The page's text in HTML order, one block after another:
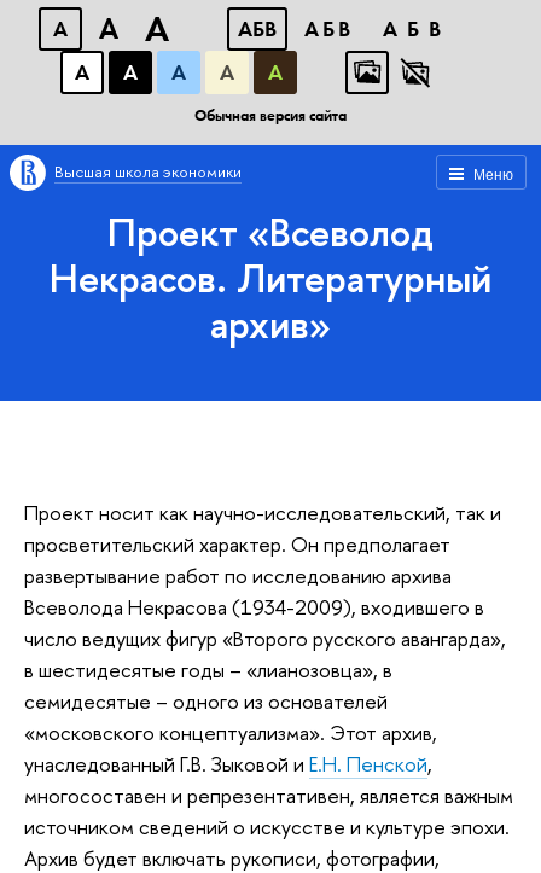
A A A АБВ АБВ
АБВ
А
А А А А
Обычная версия сайта
Меню
Высшая школа экономики
Проект «Всеволод
Некрасов. Литературный
архив»
Проект носит как научно-исследовательский, так и
просветительский характер. Он предполагает
развертывание работ по исследованию архива
Всеволода Некрасова (1934-2009), входившего в
число ведущих фигур «Второго русского авангарда»,
в шестидесятые годы – «лианозовца», в
семидесятые – одного из основателей
«московского концептуализма». Этот архив,
унаследованный Г.В. Зыковой и Е.Н. Пенской,
многосоставен и репрезентативен, является важным
источником сведений о искусстве и культуре эпохи.
Архив будет включать рукописи, фотографии,